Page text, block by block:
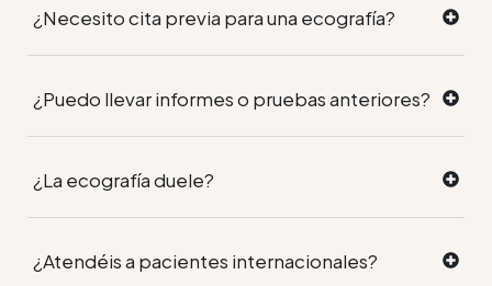
¿Necesito cita previa para una ecografía?
¿Puedo llevar informes o pruebas anteriores?
¿La ecografía duele?
¿Atendéis a pacientes internacionales?